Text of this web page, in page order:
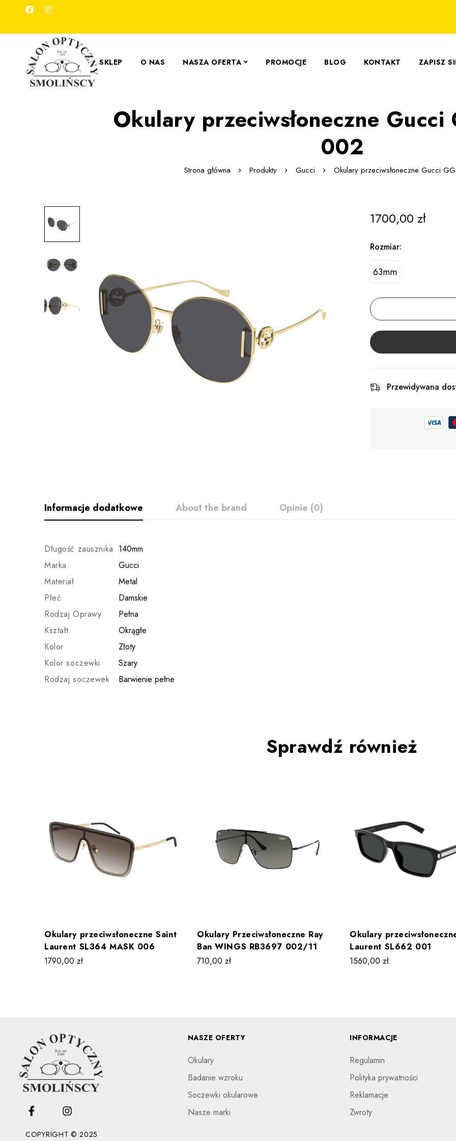
SKLEP O NAS NASZA OFERTA PROMOCJE BLOG KONTAKT ZAPISZ
Okulary przeciwsłoneczne
002
Strona główna Produkty Gucci Okulary przeciwsłoneczne Gucci
1700,00 zł
Rozmiar:
63mm
Przewidywana
Informacje dodatkowe About the brand Opinie (0)
Długość zausznika 140mm
Marka
Gucci
Materiał
Metal
Płeć
Damskie
Rodzaj Oprawy
Pełna
Kształt
Okrągłe
Kolor
Złoty
Kolor soczewki
Szary
Rodzaj soczewek
Barwienie pełne
Sprawdź również
Okulary przeciwsłoneczne Saint
Laurent SL364 MASK 006
1790,00 zł
Okulary Przeciwsłoneczne Ray
Ban WINGS RB3697 002/11
710,00 zł
Okulary
Laurent SL662 001
1560,00 zł
NASZE OFERTY
Okulary
Badanie wzroku
Soczewki okularowe
Nasze marki
INFORMACJE
Regulamin
Polityka prywatności
Reklamacje
Zwroty
COPYRIGHT © 2025